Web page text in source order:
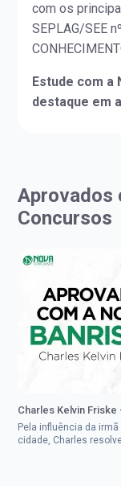
com os
SEPLAG/SEE
Estude com a
destaque em
Aprovados
Concursos
Charles Kelvin Friske
Pela influência da
cidade, Charles